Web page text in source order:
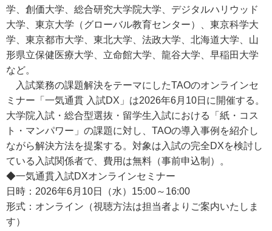
学、創価大学、総合研究大学院大学、デジタルハリウッド
大学、東京大学（グローバル教育センター）、東京科学大
学、東京都市大学、東北大学、法政大学、北海道大学、山
形県立保健医療大学、立命館大学、龍谷大学、早稲田大学
など。
入試業務の課題解決をテーマにしたTAOのオンラインセ
ミナー「一気通貫 入試DX」は2026年6月10日に開催する。
大学院入試・総合型選抜・留学生入試における「紙・コス
ト・マンパワー」の課題に対し、TAOの導入事例を紹介し
ながら解決方法を提案する。対象は入試の完全DXを検討し
ている入試関係者で、費用は無料（事前申込制）。
◆一気通貫入試DXオンラインセミナー
日時：2026年6月10日（水）15:00～16:00
形式：オンライン（視聴方法は担当者よりご案内いたしま
す）